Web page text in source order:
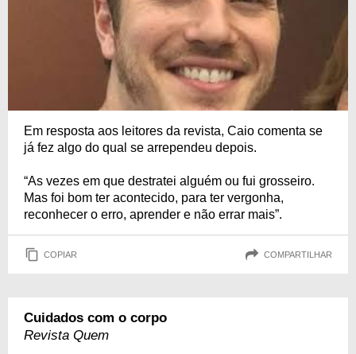
Em resposta aos leitores da revista, Caio comenta se
já fez algo do qual se arrependeu depois.
“As vezes em que destratei alguém ou fui grosseiro.
Mas foi bom ter acontecido, para ter vergonha,
reconhecer o erro, aprender e não errar mais”.
COPIAR COMPARTILHAR
Cuidados com o corpo
Revista Quem